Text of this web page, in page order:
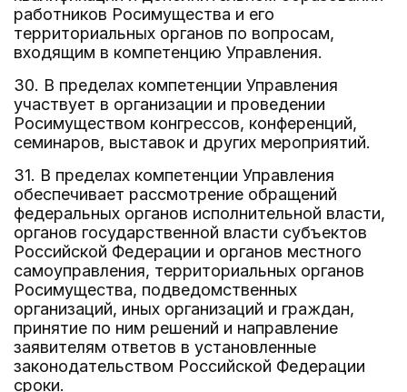
работников Росимущества и его
территориальных органов по вопросам,
входящим в компетенцию Управления.
30. В пределах компетенции Управления
участвует в организации и проведении
Росимуществом конгрессов, конференций,
семинаров, выставок и других мероприятий.
31. В пределах компетенции Управления
обеспечивает рассмотрение обращений
федеральных органов исполнительной власти,
органов государственной власти субъектов
Российской Федерации и органов местного
самоуправления, территориальных органов
Росимущества, подведомственных
организаций, иных организаций и граждан,
принятие по ним решений и направление
заявителям ответов в установленные
законодательством Российской Федерации
сроки.